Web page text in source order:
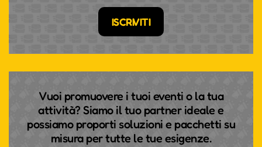
ISCRIVITI
Vuoi promuovere i tuoi eventi o la tua
attività? Siamo il tuo partner ideale e
possiamo proporti soluzioni e pacchetti su
misura per tutte le tue esigenze.